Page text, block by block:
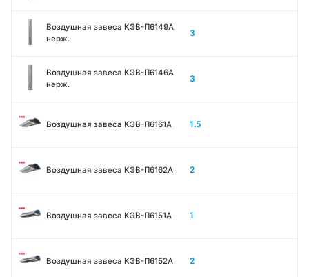
Воздушная завеса КЭВ-П6149A
нерж.
3
Воздушная завеса КЭВ-П6146A
нерж.
3
Воздушная завеса КЭВ-П6161А 1.5
Воздушная завеса КЭВ-П6162А 2
Воздушная завеса КЭВ-П6151А 1
Воздушная завеса КЭВ-П6152А 2